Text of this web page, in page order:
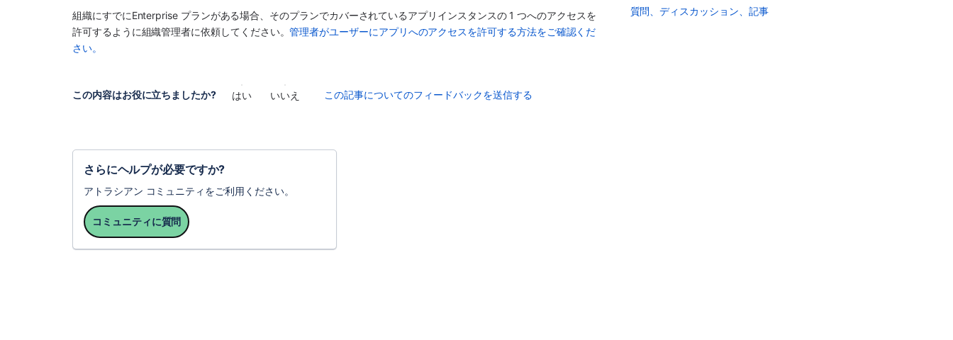
組織にすでにEnterprise プランがある場合、そのプランでカバーされているアプリ インスタンスの 1 つへのアクセスを
許可するように組織管理者に依頼してください。管理者がユーザーにアプリへのアクセスを許可する方法をご確認くだ
さい。
この内容はお役に立ちましたか? はい いいえ この記事についてのフィードバックを送信する
さらにヘルプが必要ですか?
アトラシアン コミュニティをご利用ください。
コミュニティに質問
質問、ディスカッション、記事